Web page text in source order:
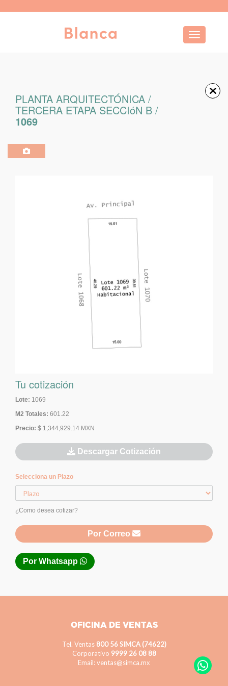
Toggle
PLANTA ARQUITECTÓNICA /
TERCERA ETAPA SECCIóN B /
1069
Tu cotización
Lote: 1069
M2 Totales: 601.22
Precio: $ 1,344,929.14 MXN
Descargar Cotización
Selecciona un Plazo
¿Como desea cotizar?
Por Correo
Por Whatsapp
OFICINA DE VENTAS
Tel. Ventas 800 56 SIMCA (74622)
Corporativo 9999 26 08 88
Email: ventas@simca.mx